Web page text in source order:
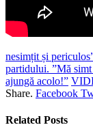
nesimțit și
partidului. ”Mă
ajungă acolo!”
Share. Facebook
Related Posts